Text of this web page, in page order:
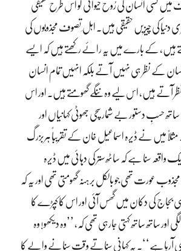
کسی انسان کی رُوح حیوانی کو اُس طرح حقیقی
دنیا کی چیزیں حقیقی ہیں۔ اہل ِ تصوف مجذوبوں کی
ہیں، کے بارے میں یہ رائے رکھتے ہیں کہ ایسے
کے نظر ہی نہیں آتے بلکہ انہیں تمام انسان
نظر آتے ہیں، اس لیے وہ ننگے گھومتے ہیں۔ اور اس
حسبِ دستور بے شمار سچی جھوٹی کہانیاں اور
میں نے ڈیرہ اسماعیل خان کے تقریباً ہربزرگ
واقعہ سنا ہے کہ ساٹھ ستر کی دہائی میں ڈیرہ
عورت تھی جو بالکل برہنہ گھومتی تھی اور یہ کہ
بجاج کی دکان میں گھس آئی اور اس کا کپڑے کا
لگی اور ساتھ ساتھ کہتی جارہی تھی کہ، ’’وہ دیکھو! وہ
آرہاہے‘‘۔ یہ کہانی سناتے وقت سنانے والے کا